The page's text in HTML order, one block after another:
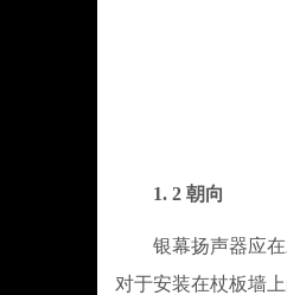
1. 2 朝向
银幕扬声器应在水
对于安装在杖板墙